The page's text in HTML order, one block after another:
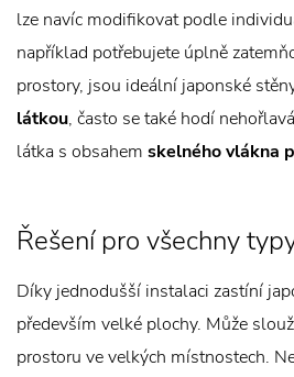
lze navíc modifikovat podle
například potřebujete úplně
prostory, jsou ideální japonské
látkou, často se také hodí
látka s obsahem skelného vlákna
Řešení pro všechny
Díky jednodušší instalaci zastíní
především velké plochy. Může
prostoru ve velkých místnostech.